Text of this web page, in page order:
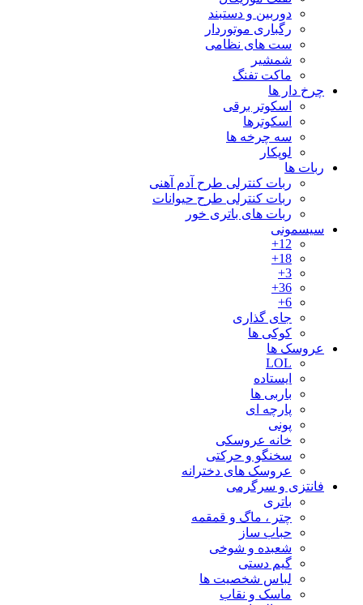
دوربین و دستبند
رگباری موتوردار
ست های نظامی
شمشیر
ماکت تفنگ
چرخ دار ها
اسکوتر برقی
اسکوترها
سه چرخه ها
لوپکار
ربات ها
ربات کنترلی طرح آدم آهنی
ربات کنترلی طرح حیوانات
ربات های باتری خور
سیسمونی
12+
18+
36+
جای گذاری
کوکی ها
عروسک ها
LOL
ایستاده
باربی ها
پارچه ای
پونی
خانه عروسکی
سخنگو و حرکتی
عروسک های دخترانه
فانتزی و سرگرمی
باتری
چتر ، ماگ و قمقمه
حباب ساز
شعبده و شوخی
گیم دستی
لباس شخصیت ها
ماسک و نقاب